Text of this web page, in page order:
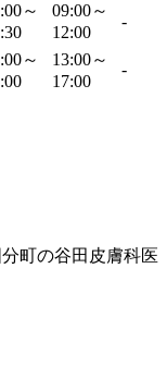
～
09:00～
12:00
-
～
13:00～
17:00
-
町の谷田皮膚科医